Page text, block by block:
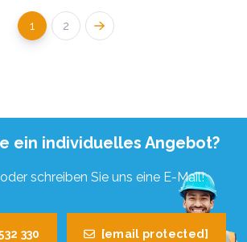
1 2
ein individuelles Angebot?
schreiben Sie uns eine E-Mail!
330 [email protected]